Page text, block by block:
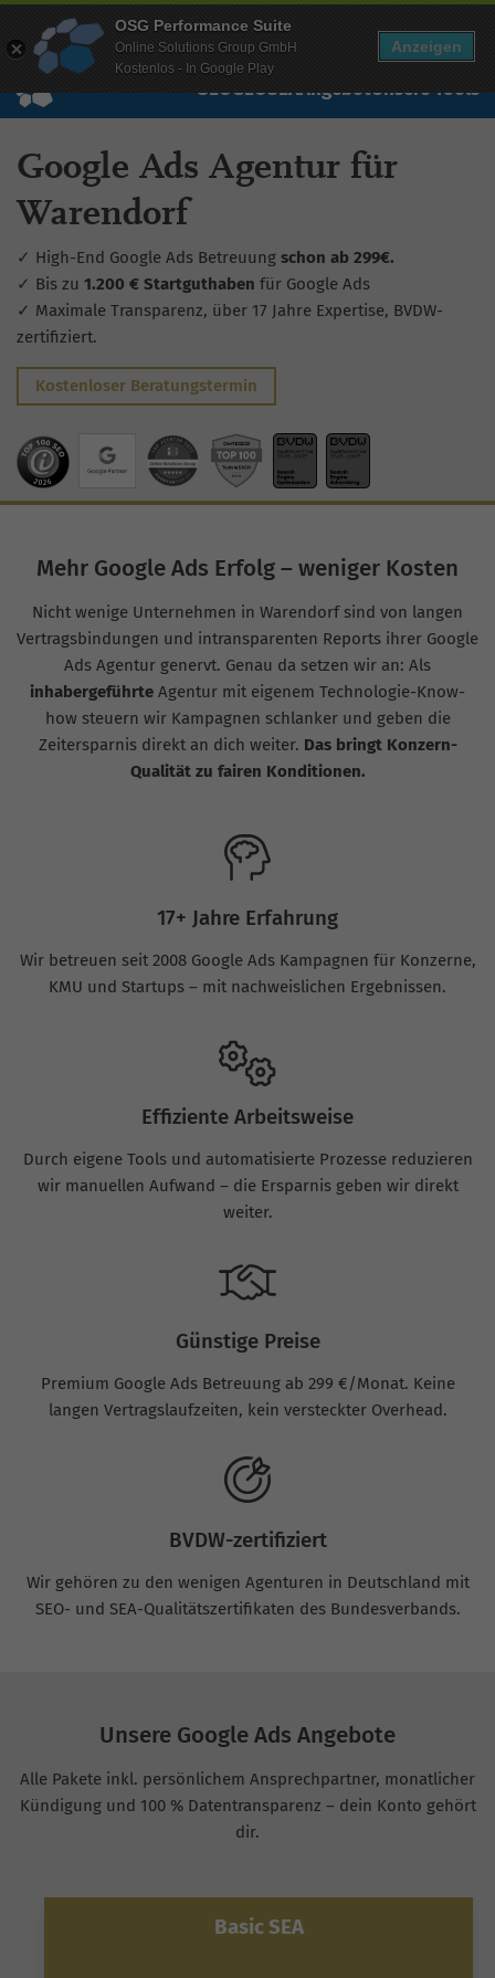
Wissen Free Checks Über uns Free Account
SEOGEOSEAAngebotUnsere Tools
Google Ads Agentur für
Warendorf
✓ High-End Google Ads Betreuung schon ab 299€.
✓ Bis zu 1.200 € Startguthaben für Google Ads
✓ Maximale Transparenz, über 17 Jahre Expertise, BVDW-
zertifiziert.
Kostenloser Beratungstermin
Mehr Google Ads Erfolg – weniger Kosten
Nicht wenige Unternehmen in Warendorf sind von langen
Vertragsbindungen und intransparenten Reports ihrer Google
Ads Agentur genervt. Genau da setzen wir an: Als
inhabergeführte Agentur mit eigenem Technologie-Know-
how steuern wir Kampagnen schlanker und geben die
Zeitersparnis direkt an dich weiter. Das bringt Konzern-
Qualität zu fairen Konditionen.
17+ Jahre Erfahrung
Wir betreuen seit 2008 Google Ads Kampagnen für Konzerne,
KMU und Startups – mit nachweislichen Ergebnissen.
Effiziente Arbeitsweise
Durch eigene Tools und automatisierte Prozesse reduzieren
wir manuellen Aufwand – die Ersparnis geben wir direkt
weiter.
Günstige Preise
Premium Google Ads Betreuung ab 299 €/Monat. Keine
langen Vertragslaufzeiten, kein versteckter Overhead.
BVDW-zertifiziert
Wir gehören zu den wenigen Agenturen in Deutschland mit
SEO- und SEA-Qualitätszertifikaten des Bundesverbands.
Unsere Google Ads Angebote
Alle Pakete inkl. persönlichem Ansprechpartner, monatlicher
Kündigung und 100 % Datentransparenz – dein Konto gehört
dir.
Basic SEA
OSG Performance Suite
Online Solutions Group GmbH
Kostenlos - In Google Play
Anzeigen